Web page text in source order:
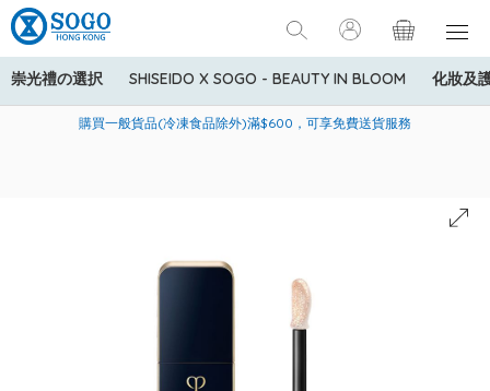
崇光禮の選択 SHISEIDO X SOGO - BEAUTY IN BLOOM 化妝及
美國運通Explorer®信用卡會員購物禮遇：高達5%簽賬回贈！
購買一般貨品(冷凍食品除外)滿$600，可享免費送貨服務
寄送中國內地服務只適用於指定商品，若訂單金額少於HK$600(折